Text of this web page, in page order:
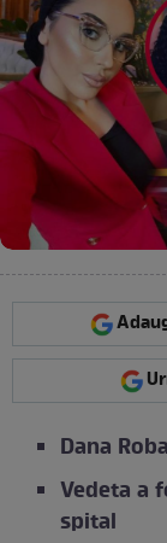
Dana
Vedeta a
spital